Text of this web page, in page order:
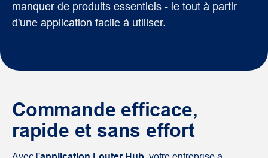
manquer de produits essentiels - le tout à partir
d'une application facile à utiliser.
Commande efficace,
rapide et sans effort